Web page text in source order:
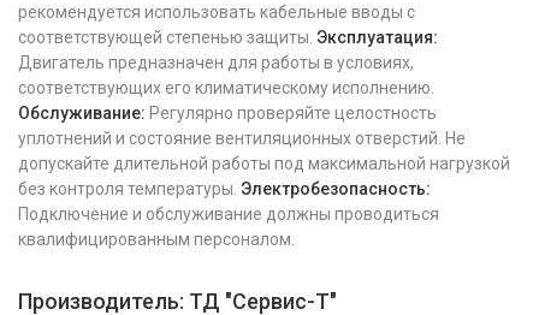
рекомендуется использовать кабельные вводы с
соответствующей степенью защиты. Эксплуатация:
Двигатель предназначен для работы в условиях,
соответствующих его климатическому исполнению.
Обслуживание: Регулярно проверяйте целостность
уплотнений и состояние вентиляционных отверстий. Не
допускайте длительной работы под максимальной нагрузкой
без контроля температуры. Электробезопасность:
Подключение и обслуживание должны проводиться
квалифицированным персоналом.
Производитель: ТД "Сервис-Т"